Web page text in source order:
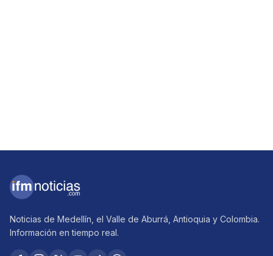
Noticias de Medellín, el Valle de Aburrá, Antioquia y Colombia.
Información en tiempo real.